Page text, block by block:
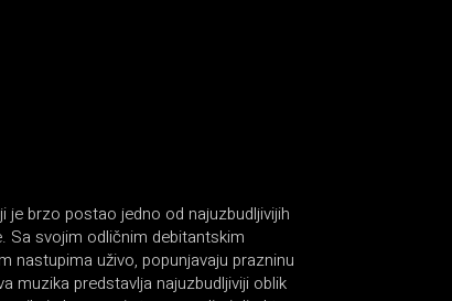
je brzo postao jedno od najuzbudljivijih
Sa svojim odličnim debitantskim
nastupima uživo, popunjavaju prazninu
muzika predstavlja najuzbudljiviji oblik